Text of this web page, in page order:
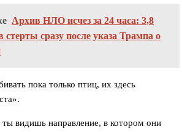
Архив НЛО исчез за 24 часа: 3,8
сразу после указа Трампа о
пока только птиц, их здесь
видишь направление, в котором они